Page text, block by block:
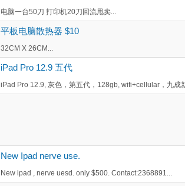
电脑一台50刀 打印机20刀回流甩卖...
平板电脑散热器 $10
32CM X 26CM...
iPad Pro 12.9 五代
iPad Pro 12.9, 灰色，第五代，128gb, wifi+cellular，九成
New Ipad nerve use.
New ipad , nerve uesd. only $500. Contact:2368891...